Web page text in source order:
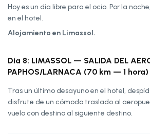
Hoy es un día libre para el ocio. Por la
en el hotel.
Alojamiento en Limassol.
Día 8: LIMASSOL — SALIDA DEL
PAPHOS/LARNACA (70 km — 1 hora)
Tras un último desayuno en el hotel,
disfrute de un cómodo traslado al
vuelo con destino al siguiente destino.